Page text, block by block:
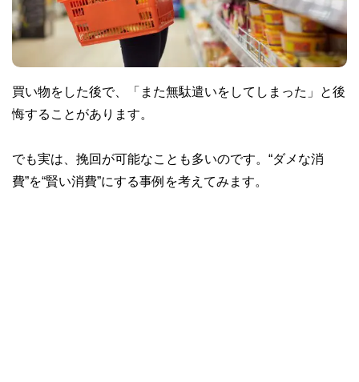
買い物をした後で、「また無駄遣いをしてしまった」と後
悔することがあります。
でも実は、挽回が可能なことも多いのです。“ダメな消
費”を“賢い消費”にする事例を考えてみます。